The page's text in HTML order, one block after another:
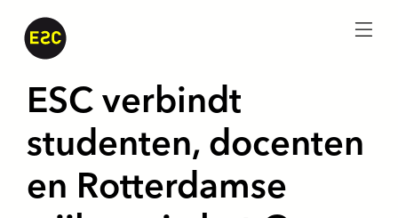
ESC verbindt
studenten, docenten
en Rotterdamse